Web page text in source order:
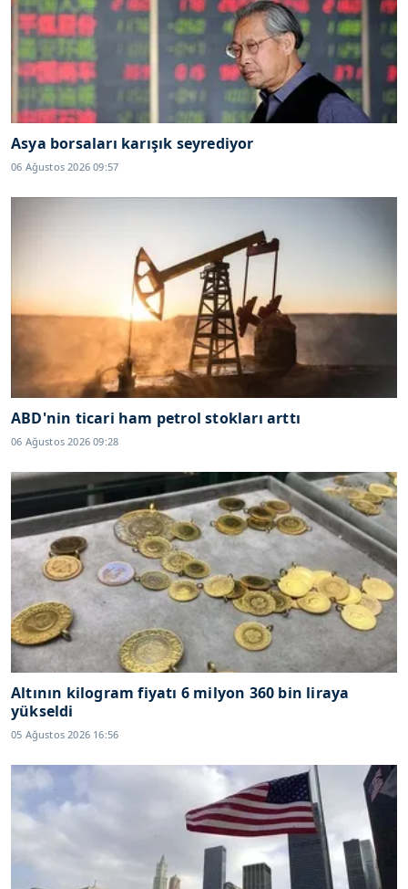
Asya borsaları karışık seyrediyor
06 Ağustos 2026 09:57
ABD'nin ticari ham petrol stokları arttı
06 Ağustos 2026 09:28
Altının kilogram fiyatı 6 milyon 360 bin liraya
yükseldi
05 Ağustos 2026 16:56